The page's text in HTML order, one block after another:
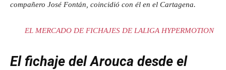
compañero José Fontán, coincidió con él en el Cartagena.
EL MERCADO DE FICHAJES DE LALIGA HYPERMOTION
El fichaje del Arouca desde el